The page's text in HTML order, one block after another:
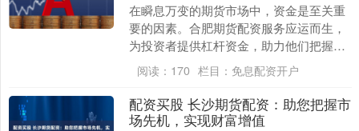
在瞬息万变的期货市场中，资金是至关重
要的因素。合肥期货配资服务应运而生，
为投资者提供杠杆资金，助力他们把握市
场机遇，实现财富增值。 与传统投资方式
相比，股票配资....
阅读： 170 栏目： 免息配资开户
配资买股 长沙期货配资：助您把握市
场先机，实现财富增值